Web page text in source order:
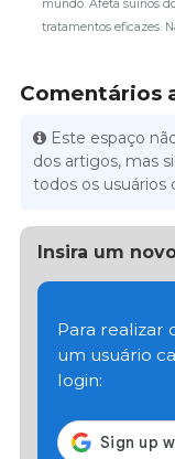
mundo. Afeta suínos
tratamentos eficazes.
Comentários
Este espaço
dos artigos, mas
todos os usuários
Insira um
Para realizar
um usuário
login: